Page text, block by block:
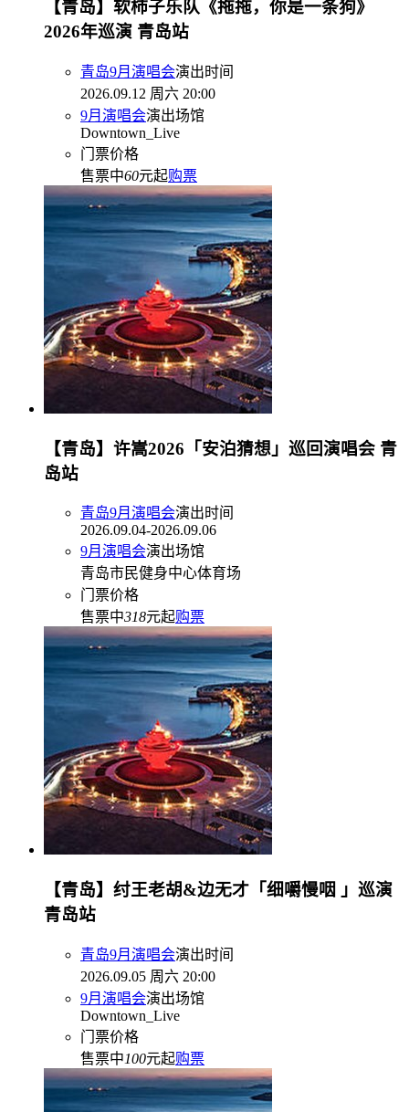
【青岛】软柿子乐队《拖拖，你是一条狗》
2026年巡演 青岛站
青岛9月演唱会演出时间
2026.09.12 周六 20:00
9月演唱会演出场馆
Downtown_Live
门票价格
售票中60元起购票
【青岛】许嵩2026「安泊猜想」巡回演唱会 青
岛站
青岛9月演唱会演出时间
2026.09.04-2026.09.06
9月演唱会演出场馆
青岛市民健身中心体育场
门票价格
售票中318元起购票
【青岛】纣王老胡&边无才「细嚼慢咽 」巡演
青岛站
青岛9月演唱会演出时间
2026.09.05 周六 20:00
9月演唱会演出场馆
Downtown_Live
门票价格
售票中100元起购票